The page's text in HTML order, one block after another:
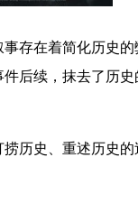
存在着简化历史
后续，抹去了历
历史、重述历史